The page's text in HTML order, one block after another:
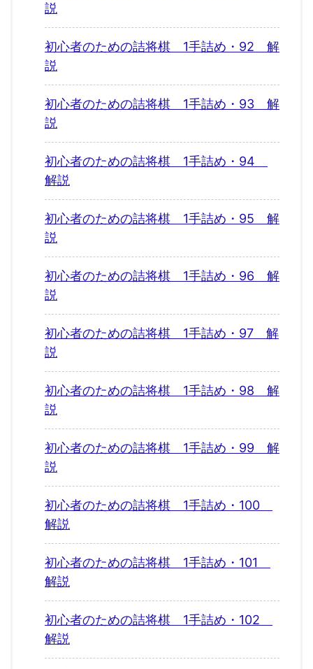
説
初心者のための詰将棋 1手詰め・92 解
説
初心者のための詰将棋 1手詰め・93 解
説
初心者のための詰将棋 1手詰め・94
解説
初心者のための詰将棋 1手詰め・95 解
説
初心者のための詰将棋 1手詰め・96 解
説
初心者のための詰将棋 1手詰め・97 解
説
初心者のための詰将棋 1手詰め・98 解
説
初心者のための詰将棋 1手詰め・99 解
説
初心者のための詰将棋 1手詰め・100
解説
初心者のための詰将棋 1手詰め・101
解説
初心者のための詰将棋 1手詰め・102
解説